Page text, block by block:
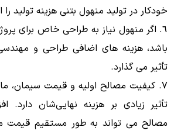
خودکار در تولید منهول بتنی هزینه تولید
اگر منهول نیاز به طراحی خاص برای
باشد، هزینه های اضافی طراحی و
تأثیر می گذارد.
کیفیت مصالح اولیه و قیمت سیمان،
تأثیر زیادی بر هزینه نهایی‌شان دارد.
مصالح می تواند به طور مستقیم قیمت